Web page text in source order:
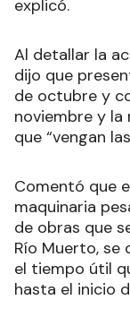
explicó.
Al detallar la
dijo que
de octubre y
noviembre y
que “vengan
Comentó que
maquinaria
de obras que
Río Muerto, se
el tiempo útil
hasta el inicio